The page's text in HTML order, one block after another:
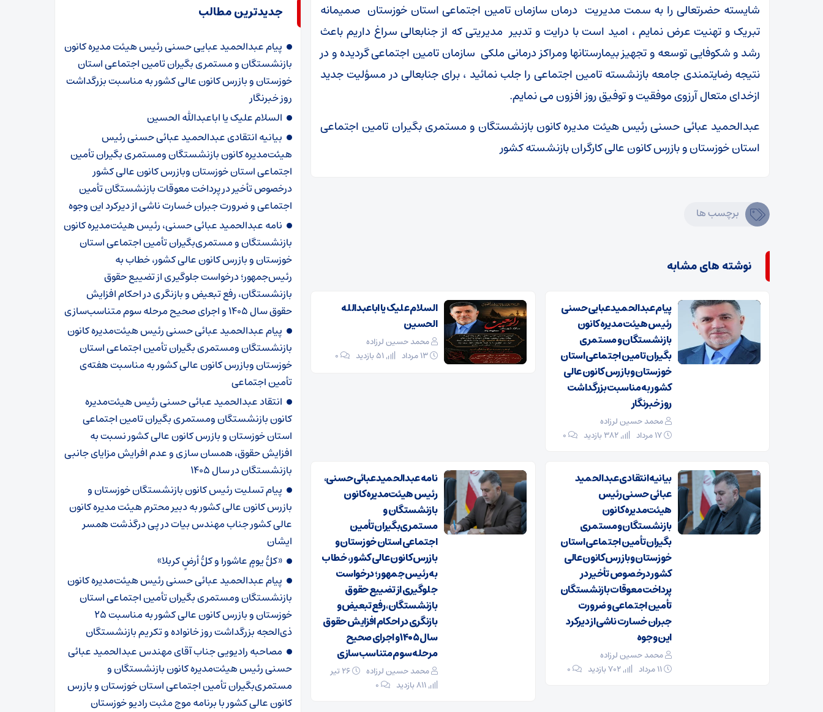
شایسته حضرتعالی را به سمت مدیریت درمان سازمان تامین اجتماعی استان خوزستان صمیمانه
تبریک و تهنیت عرض نمایم ، امید است با درایت و تدبیر مدیریتی که از جنابعالی سراغ داریم باعث
رشد و شکوفایی توسعه و تجهیز بیمارستانها ومراکز درمانی ملکی سازمان تامین اجتماعی گردیده و در
نتیجه رضایتمندی جامعه بازنشسته تامین اجتماعی را جلب نمائید ، برای جنابعالی در مسؤلیت جدید
ازخدای متعال آرزوی موفقیت و توفیق روز افزون می نمایم.
عبدالحمید عبائی حسنی رئیس هیئت مدیره کانون بازنشستگان و مستمری بگیران تامین اجتماعی
استان خوزستان و بازرس کانون عالی‌ کارگران بازنشسته کشور
برچسب ها
نوشته های مشابه
پیام عبدالحمید عبایی حسنی
رئیس هیئت مدیره کانون
بازنشستگان و مستمری
بگیران تامین اجتماعی استان
خوزستان و بازرس کانون عالی
کشور به مناسبت بزرگداشت
روز خبرنگار
محمد حسین لرزاده
۰
السلام علیک یا اباعبدالله
الحسین
محمد حسین لرزاده
۱۳ مرداد
51 بازدید ۰
بیانیه انتقادی عبدالحمید
عبائی حسنی رئیس
هیئت‌مدیره کانون
بازنشستگان ومستمری
بگیران تأمین اجتماعی استان
خوزستان وبازرس کانون عالی
کشور درخصوص تأخیر در
پرداخت معوقات بازنشستگان
تأمین اجتماعی و ضرورت
جبران خسارت ناشی از دیرکرد
این وجوه
محمد حسین لرزاده
۰
نامه عبدالحمید عبائی حسنی،
رئیس هیئت‌مدیره کانون
بازنشستگان و
مستمری‌بگیران تأمین
اجتماعی استان خوزستان و
بازرس کانون عالی کشور، خطاب
به رئیس‌جمهور؛ درخواست
جلوگیری از تضییع حقوق
بازنشستگان، رفع تبعیض و
بازنگری در احکام افزایش حقوق
سال ۱۴۰۵ و اجرای صحیح
مرحله سوم متناسب‌سازی
محمد حسین لرزاده
۲۶ تیر
811 بازدید
۰
جدیدترین مطالب
پیام عبدالحمید عبایی حسنی رئیس هیئت مدیره کانون
بازنشستگان و مستمری بگیران تامین اجتماعی استان
خوزستان و بازرس کانون عالی کشور به مناسبت بزرگداشت
روز خبرنگار
السلام علیک یا اباعبدالله الحسین
بیانیه انتقادی عبدالحمید عبائی حسنی رئیس
هیئت‌مدیره کانون بازنشستگان ومستمری بگیران تأمین
اجتماعی استان خوزستان وبازرس کانون عالی کشور
درخصوص تأخیر در پرداخت معوقات بازنشستگان تأمین
اجتماعی و ضرورت جبران خسارت ناشی از دیرکرد این وجوه
نامه عبدالحمید عبائی حسنی، رئیس هیئت‌مدیره کانون
بازنشستگان و مستمری‌بگیران تأمین اجتماعی استان
خوزستان و بازرس کانون عالی کشور، خطاب به
رئیس‌جمهور؛ درخواست جلوگیری از تضییع حقوق
بازنشستگان، رفع تبعیض و بازنگری در احکام افزایش
حقوق سال ۱۴۰۵ و اجرای صحیح مرحله سوم متناسب‌سازی
پیام عبدالحمید عبائی حسنی رئیس هیئت‌مدیره کانون
بازنشستگان ومستمری بگیران تأمین اجتماعی استان
خوزستان وبازرس کانون عالی کشور به مناسبت هفته‌ی
تأمین اجتماعی
انتقاد عبدالحمید عبائی حسنی رئیس هیئت‌مدیره
کانون بازنشستگان ومستمری بگیران تامین اجتماعی
استان خوزستان و بازرس کانون عالی کشور نسبت به
افزایش حقوق، همسان سازی و عدم افرایش مزایای جانبی
بازنشستگان در سال ۱۴۰۵
پیام تسلیت رئیس کانون بازنشستگان خوزستان و
بازرس کانون عالی کشور به دبیر محترم هیئت مدیره کانون
عالی کشور جناب مهندس بیات در پی درگذشت همسر
ایشان
«کلُّ یومٍ عاشورا و کلُّ أرضٍ کربلا»
پیام عبدالحمید عبائی حسنی رئیس هیئت‌مدیره کانون
بازنشستگان ومستمری بگیران تأمین اجتماعی استان
خوزستان و بازرس کانون عالی کشور به مناسبت ۲۵
ذی‌الحجه بزرگداشت روز خانواده و تکریم بازنشستگان
مصاحبه رادیویی جناب آقای مهندس عبدالحمید عبائی
حسنی رئیس هیئت‌مدیره کانون بازنشستگان و
مستمری‌بگیران تأمین اجتماعی استان خوزستان و بازرس
کانون عالی کشور با برنامه موج مثبت رادیو خوزستان